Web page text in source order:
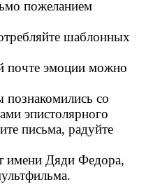
пожеланием
шаблонных
эмоции можно
познакомились со
эпистолярного
письма, радуйте
имени Дяди Федора,